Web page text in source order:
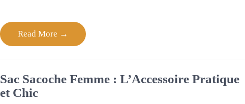
Read More →
Sac Sacoche Femme : L’Accessoire Pratique
et Chic